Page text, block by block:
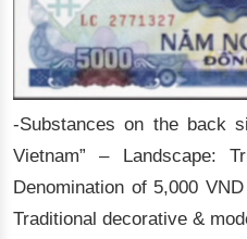
-Substances on the back
Vietnam” – Landscape:
Denomination of 5,000
Traditional decorative &